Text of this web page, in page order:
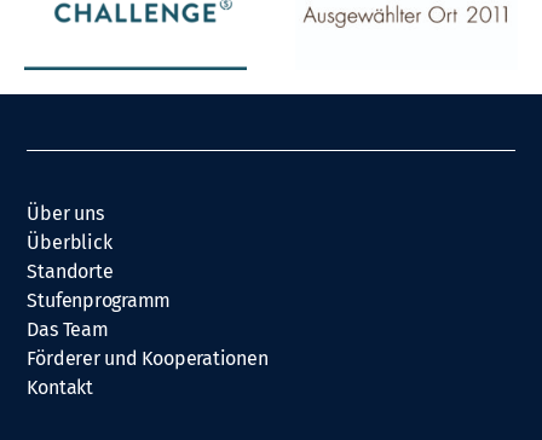
Über uns
Überblick
Standorte
Stufenprogramm
Das Team
Förderer und Kooperationen
Kontakt